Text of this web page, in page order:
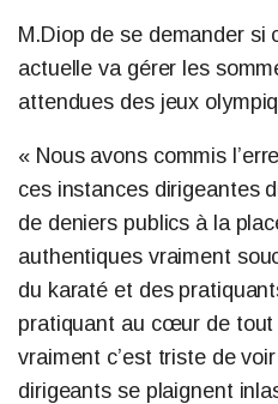
M.Diop de se demander si
actuelle va gérer les
attendues des jeux
« Nous avons commis
ces instances dirigeantes
de deniers publics à la
authentiques vraiment
du karaté et des
pratiquant au cœur de
vraiment c’est triste de
dirigeants se plaignent